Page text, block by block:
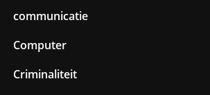
communicatie
Computer
Criminaliteit